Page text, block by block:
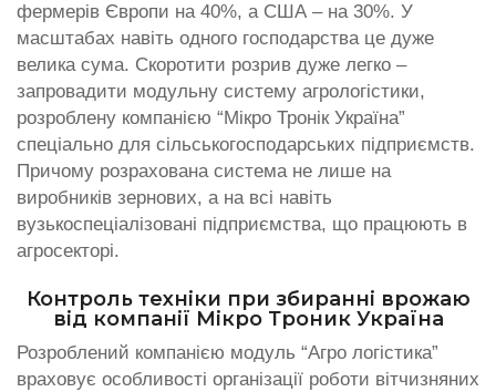
фермерів Європи на 40%, а США – на 30%. У
масштабах навіть одного господарства це дуже
велика сума. Скоротити розрив дуже легко –
запровадити модульну систему агрологістики,
розроблену компанією “Мікро Тронік Україна”
спеціально для сільськогосподарських підприємств.
Причому розрахована система не лише на
виробників зернових, а на всі навіть
вузькоспеціалізовані підприємства, що працюють в
агросекторі.
Контроль техніки при збиранні врожаю
від компанії Мікро Троник Україна
Розроблений компанією модуль “Агро логістика”
враховує особливості організації роботи вітчизняних